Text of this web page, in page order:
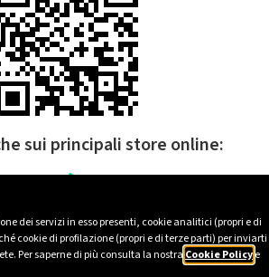
dei servizi in esso presenti, cookie analitici (propri e di
cookie di profilazione (propri e di terze parti) per inviarti
Per saperne di più consulta la nostra Cookie Policye
sui principali store online: